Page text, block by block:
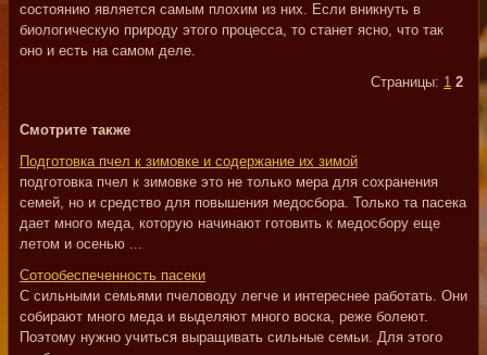
состоянию является самым плохим из них. Если вникнуть в
биологическую природу этого процесса, то станет ясно, что так
оно и есть на самом деле.
Страницы: 1 2
Смотрите также
Подготовка пчел к зимовке и содержание их зимой
подготовка пчел к зимовке это не только мера для сохранения
семей, но и средство для повышения медосбора. Только та пасека
дает много меда, которую начинают готовить к медосбору еще
летом и осенью ...
Сотообеспеченность пасеки
С сильными семьями пчеловоду легче и интереснее работать. Они
собирают много меда и выделяют много воска, реже болеют.
Поэтому нужно учиться выращивать сильные семьи. Для этого